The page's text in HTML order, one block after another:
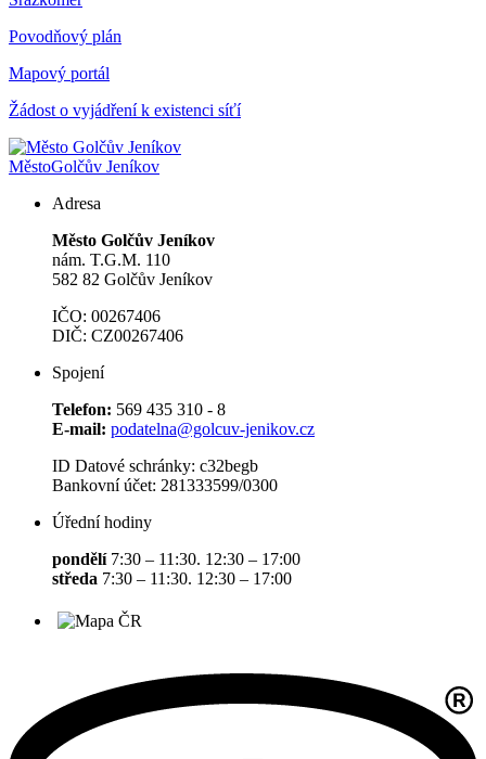
Povodňový plán
Mapový portál
Žádost o vyjádření k existenci síťí
MěstoGolčův Jeníkov
Adresa
Město Golčův Jeníkov
nám. T.G.M. 110
582 82 Golčův Jeníkov
IČO: 00267406
DIČ: CZ00267406
Spojení
Telefon: 569 435 310 - 8
E-mail: podatelna@golcuv-jenikov.cz
ID Datové schránky: c32begb
Bankovní účet: 281333599/0300
Úřední hodiny
pondělí7:30 – 11:30. 12:30 – 17:00
středa 7:30 – 11:30. 12:30 – 17:00